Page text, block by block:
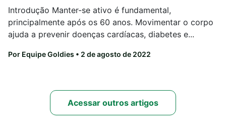
Introdução Manter-se ativo é fundamental,
principalmente após os 60 anos. Movimentar o corpo
ajuda a prevenir doenças cardíacas, diabetes e...
Por Equipe Goldies • 2 de agosto de 2022
Acessar outros artigos